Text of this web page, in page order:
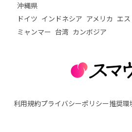
沖縄県
ドイツ インドネシア アメリカ エ
ミャンマー 台湾 カンボジア
利用規約プライバシーポリシー推奨環